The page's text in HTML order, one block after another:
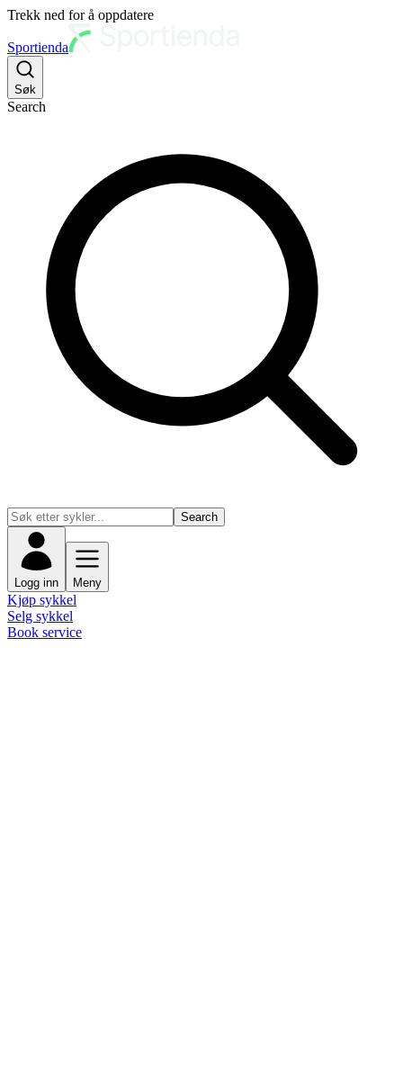
Trekk ned for å oppdatere
Sportienda
Søk
Search
Search
Logg inn Meny
Kjøp sykkel
Selg sykkel
Book service